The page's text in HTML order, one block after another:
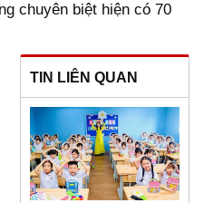
chuyên biệt hiện có 70
TIN LIÊN QUAN